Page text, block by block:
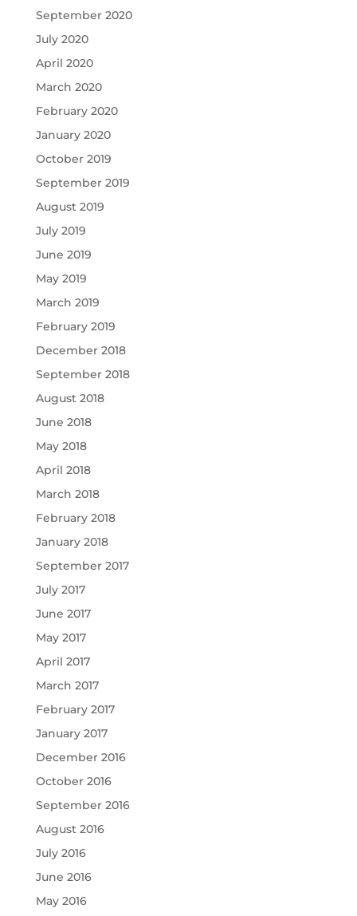
September 2020
July 2020
April 2020
March 2020
February 2020
January 2020
October 2019
September 2019
August 2019
July 2019
June 2019
May 2019
March 2019
February 2019
December 2018
September 2018
August 2018
June 2018
May 2018
April 2018
March 2018
February 2018
January 2018
September 2017
July 2017
June 2017
May 2017
April 2017
March 2017
February 2017
January 2017
December 2016
October 2016
September 2016
August 2016
July 2016
June 2016
May 2016